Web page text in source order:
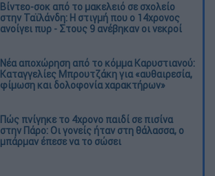
Βίντεο-σοκ από το μακελειό σε σχολείο
στην Ταϊλάνδη: Η στιγμή που ο 14χρονος
ανοίγει πυρ - Στους 9 ανέβηκαν οι νεκροί
Νέα αποχώρηση από το κόμμα Καρυστιανού:
Καταγγελίες Μπρουτζάκη για «αυθαιρεσία,
φίμωση και δολοφονία χαρακτήρων»
Πώς πνίγηκε το 4χρονο παιδί σε πισίνα
στην Πάρο: Οι γονείς ήταν στη θάλασσα, ο
μπάρμαν έπεσε να το σώσει